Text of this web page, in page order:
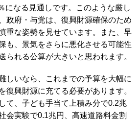
になる見通しです。このような厳し
政府・与党は、復興財源確保のため
重な姿勢を見せています。また、早
も、景気をさらに悪化させる可能性
られる公算が大きいと思われます。
しいなら、これまでの予算を大幅に
復興財源に充てる必要があります。
て、子ども手当て上積み分で0.2兆
会実験で0.1兆円、高速道路料金割